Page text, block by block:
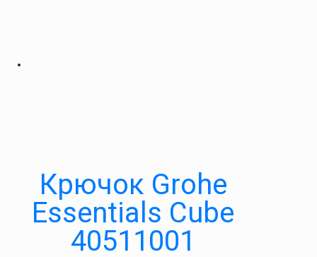
Крючок Grohe
Essentials Cube
40511001